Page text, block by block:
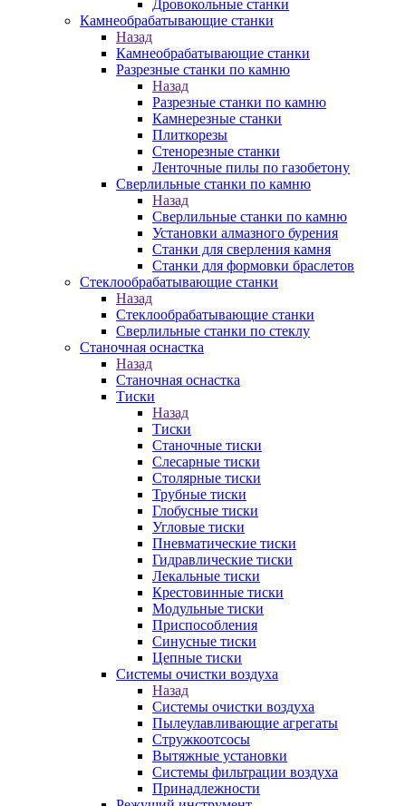
Дровокольные станки
Камнеобрабатывающие станки
Назад
Камнеобрабатывающие станки
Разрезные станки по камню
Назад
Разрезные станки по камню
Камнерезные станки
Плиткорезы
Стенорезные станки
Ленточные пилы по газобетону
Сверлильные станки по камню
Назад
Сверлильные станки по камню
Установки алмазного бурения
Станки для сверления камня
Станки для формовки браслетов
Стеклообрабатывающие станки
Назад
Стеклообрабатывающие станки
Сверлильные станки по стеклу
Станочная оснастка
Назад
Станочная оснастка
Тиски
Назад
Тиски
Станочные тиски
Слесарные тиски
Столярные тиски
Трубные тиски
Глобусные тиски
Угловые тиски
Пневматические тиски
Гидравлические тиски
Лекальные тиски
Крестовинные тиски
Модульные тиски
Приспособления
Синусные тиски
Цепные тиски
Системы очистки воздуха
Назад
Системы очистки воздуха
Пылеулавливающие агрегаты
Стружкоотсосы
Вытяжные установки
Системы фильтрации воздуха
Принадлежности